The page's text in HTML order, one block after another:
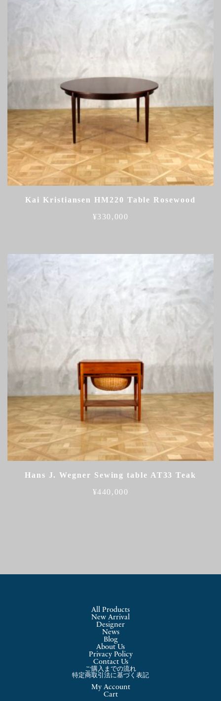
Kai Kristiansen HM220 Table Rosewood
¥330,000
Hans J. Wegner Sewing table AT33 Teak
¥440,000
All Products
New Arrival
Designer
News
Blog
About Us
Privacy Policy
Contact Us
ご購入までの流れ
特定商取引法に基づく表記
My Account
Cart